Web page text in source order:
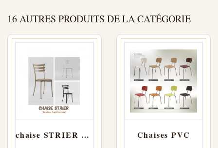
16 AUTRES PRODUITS DE LA CATÉGORIE
chaise STRIER Capitonner Chaises PVC